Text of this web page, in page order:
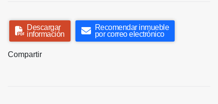
Descargar
información
Recomendar inmueble
por correo electrónico
Compartir